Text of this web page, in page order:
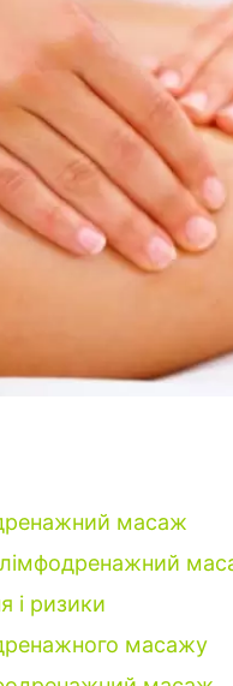
масаж
і ризики
масажу